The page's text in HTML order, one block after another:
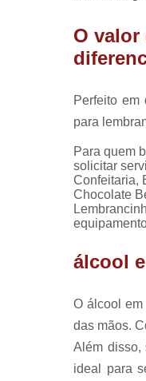
O valor
Perfeito em
para
Para quem
solicitar
Confeitaria,
Chocolate
álcool
O álcool
das mãos.
Além disso,
ideal para